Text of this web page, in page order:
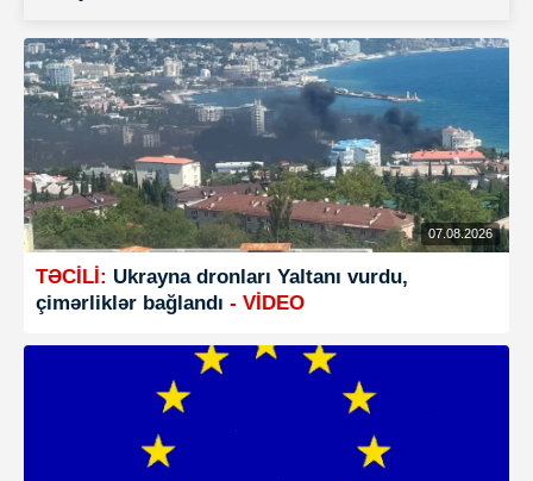
07.08.2026
TƏCİLİ: Ukrayna dronları Yaltanı vurdu,
çimərliklər bağlandı - VİDEO